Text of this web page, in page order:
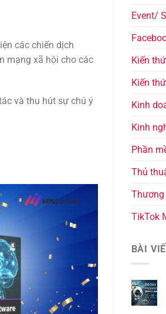
các chiến dịch
mạng xã hội cho các
và thu hút sự chú ý
Event/
Kiến
Kiến
Kinh
Kinh
Phần
Thủ
TikTok
BÀI